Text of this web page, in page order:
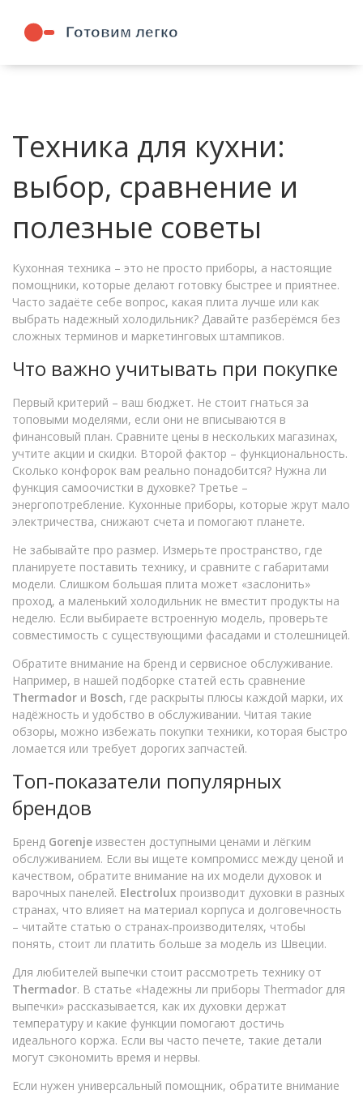
Техника для кухни:
выбор, сравнение и
полезные советы
Кухонная техника – это не просто приборы, а настоящие
помощники, которые делают готовку быстрее и приятнее.
Часто задаёте себе вопрос, какая плита лучше или как
выбрать надежный холодильник? Давайте разберёмся без
сложных терминов и маркетинговых штампиков.
Что важно учитывать при покупке
Первый критерий – ваш бюджет. Не стоит гнаться за
топовыми моделями, если они не вписываются в
финансовый план. Сравните цены в нескольких магазинах,
учтите акции и скидки. Второй фактор – функциональность.
Сколько конфорок вам реально понадобится? Нужна ли
функция самоочистки в духовке? Третье –
энергопотребление. Кухонные приборы, которые жрут мало
электричества, снижают счета и помогают планете.
Не забывайте про размер. Измерьте пространство, где
планируете поставить технику, и сравните с габаритами
модели. Слишком большая плита может «заслонить»
проход, а маленький холодильник не вместит продукты на
неделю. Если выбираете встроенную модель, проверьте
совместимость с существующими фасадами и столешницей.
Обратите внимание на бренд и сервисное обслуживание.
Например, в нашей подборке статей есть сравнение
Thermador и Bosch, где раскрыты плюсы каждой марки, их
надёжность и удобство в обслуживании. Читая такие
обзоры, можно избежать покупки техники, которая быстро
ломается или требует дорогих запчастей.
Топ‑показатели популярных
брендов
Бренд Gorenje известен доступными ценами и лёгким
обслуживанием. Если вы ищете компромисс между ценой и
качеством, обратите внимание на их модели духовок и
варочных панелей. Electrolux производит духовки в разных
странах, что влияет на материал корпуса и долговечность
– читайте статью о странах‑производителях, чтобы
понять, стоит ли платить больше за модель из Швеции.
Для любителей выпечки стоит рассмотреть технику от
Thermador. В статье «Надежны ли приборы Thermador для
выпечки» рассказывается, как их духовки держат
температуру и какие функции помогают достичь
идеального коржа. Если вы часто печете, такие детали
могут сэкономить время и нервы.
Если нужен универсальный помощник, обратите внимание